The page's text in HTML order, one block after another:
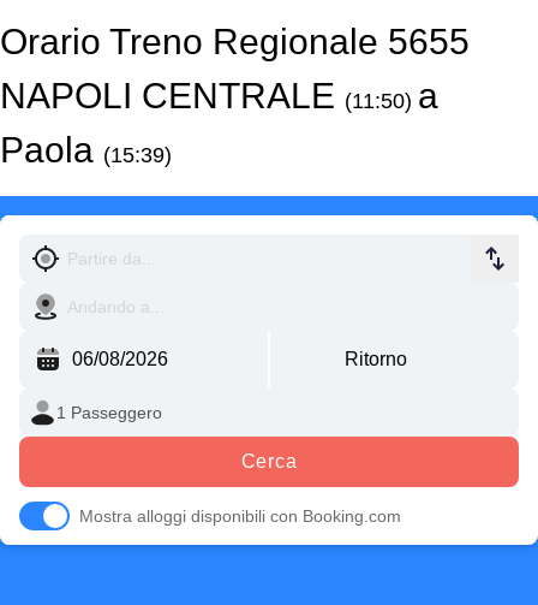
Orario Treno Regionale 5655
NAPOLI CENTRALE (11:50) a
Paola (15:39)
Cerca
Mostra alloggi disponibili con Booking.com